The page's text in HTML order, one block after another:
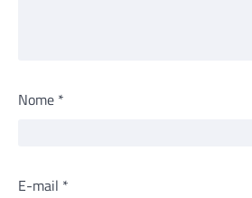
Nome *
E-mail *